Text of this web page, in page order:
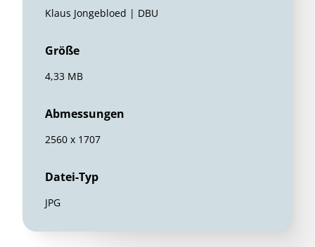
Klaus Jongebloed | DBU
Größe
4,33 MB
Abmessungen
2560 x 1707
Datei-Typ
JPG